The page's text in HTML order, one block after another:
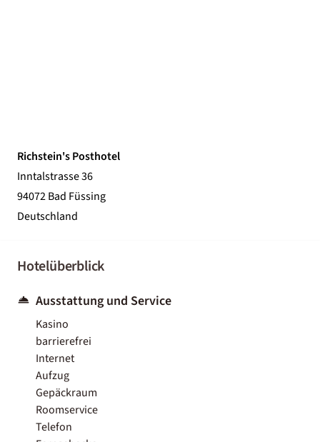
Richstein's Posthotel
Inntalstrasse 36
94072 Bad Füssing
Deutschland
Hotelüberblick
Ausstattung und Service
Kasino
barrierefrei
Internet
Aufzug
Gepäckraum
Roomservice
Telefon